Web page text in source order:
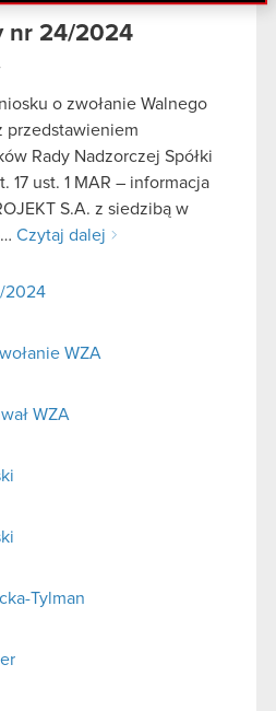
Ciebie lub uzyskanymi
ich usług. Kontynuując
zgadasz się na
nr 24/2024
o zwołanie Walnego
przedstawieniem
Rady Nadzorczej Spółki
17 ust. 1 MAR – informacja
S.A. z siedzibą w
Czytaj dalej
2024
WZA
WZA
Tylman